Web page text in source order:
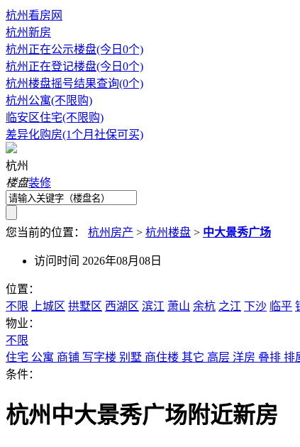
杭州看房网
杭州新房
杭州正在公示楼盘(今日0个)
杭州正在登记楼盘(今日0个)
杭州楼盘摇号结果查询(0个)
杭州公寓(不限购)
临安区住宅(不限购)
差异化购房(1个月社保可买)
杭州
楼盘装修
您当前的位置： 杭州房产 > 杭州楼盘 > 中大景秀广场
访问时间 2026年08月08日
位置：
不限
上城区 拱墅区 西湖区 滨江 萧山 余杭 之江 下沙 临平
物业：
不限
住宅 公寓 商铺 写字楼 别墅 商住楼 其它 高层 洋房 叠排 排
条件：
杭州中大景秀广场附近新房